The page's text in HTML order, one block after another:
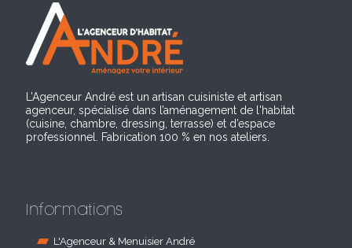
L’Agenceur André est un artisan cuisiniste et artisan
agenceur, spécialisé dans l’aménagement de l'habitat
(cuisine, chambre, dressing, terrasse) et d’espace
professionnel. Fabrication 100 % en nos ateliers.
Informations
L'Agenceur & Menuisier André